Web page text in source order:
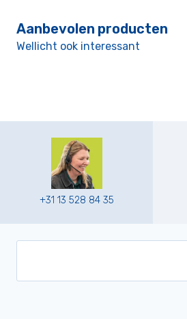
Aanbevolen producten
Wellicht ook interessant
+31 13 528 84 35